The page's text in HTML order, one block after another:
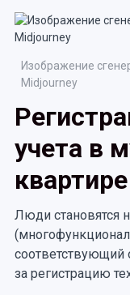
Изображение
Midjourney
учета в
квартире
Люди становятся
соответствующий
за регистрацию